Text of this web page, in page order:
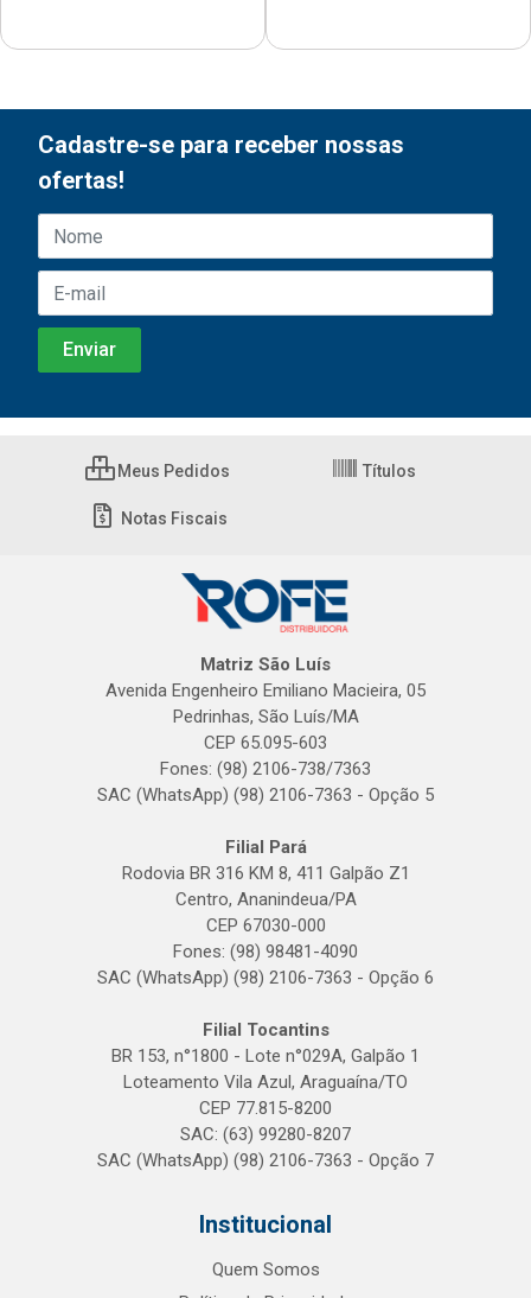
Cadastre-se para receber nossas
ofertas!
Meus Pedidos Títulos
Notas Fiscais
Matriz São Luís
Avenida Engenheiro Emiliano Macieira, 05
Pedrinhas, São Luís/MA
CEP 65.095-603
Fones: (98) 2106-738/7363
SAC (WhatsApp) (98) 2106-7363 - Opção 5
Filial Pará
Rodovia BR 316 KM 8, 411 Galpão Z1
Centro, Ananindeua/PA
CEP 67030-000
Fones: (98) 98481-4090
SAC (WhatsApp) (98) 2106-7363 - Opção 6
Filial Tocantins
BR 153, n°1800 - Lote n°029A, Galpão 1
Loteamento Vila Azul, Araguaína/TO
CEP 77.815-8200
SAC: (63) 99280-8207
SAC (WhatsApp) (98) 2106-7363 - Opção 7
Institucional
Quem Somos